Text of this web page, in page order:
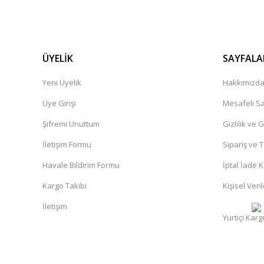
ÜYELİK
Yeni Üyelik
Üye Girişi
Şifremi Unuttum
İletişim Formu
Havale Bildirim Formu
Kargo Takibi
İletişim
Hakkımızda
Mesafeli
Gizlilik ve
Sipariş ve
İptal İade
Kişisel
Yurtiçi